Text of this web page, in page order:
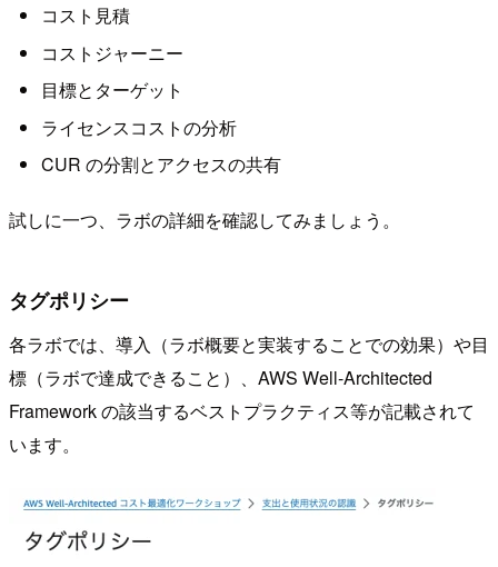
コスト見積
コストジャーニー
目標とターゲット
ライセンスコストの分析
CUR の分割とアクセスの共有
試しに一つ、ラボの詳細を確認してみましょう。
タグポリシー
各ラボでは、導入（ラボ概要と実装することでの効果）や目
標（ラボで達成できること）、AWS Well-Architected
Framework の該当するベストプラクティス等が記載されて
います。